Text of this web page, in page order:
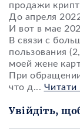
продажи
До апреля
И вот в мае
В связи с
пользования
моей жене
При
что д... Читати
Увійдіть,